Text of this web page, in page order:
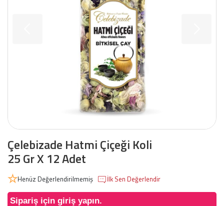
Çelebizade Hatmi Çiçeği Koli
25 Gr X 12 Adet
Henüz Değerlendirilmemiş İlk Sen Değerlendir
Sipariş için giriş yapın.